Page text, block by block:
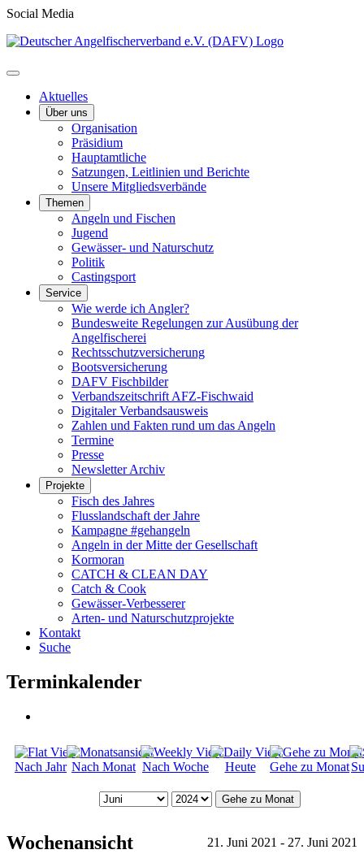
Social Media
Aktuelles
Über uns
Organisation
Präsidium
Hauptamtliche
Satzungen, Leitlinien und Berichte
Unsere Mitgliedsverbände
Themen
Angeln und Fischen
Jugend
Gewässer- und Naturschutz
Politik
Castingsport
Service
Wie werde ich Angler?
Bundesweite Regelungen zur Ausübung der
Angelfischerei
Rechtsschutzversicherung
Bootsversicherung
DAFV Fischbilder
Verbandszeitschrift AFZ-Fischwaid
Digitaler Verbandsausweis
Zahlen und Fakten rund um das Angeln
Termine
Presse
Newsletter Archiv
Projekte
Fisch des Jahres
Flusslandschaft der Jahre
Kampagne #gehangeln
Angeln in der Mitte der Gesellschaft
Kormoran
CATCH & CLEAN DAY
Catch & Cook
Gewässer-Verbesserer
Arten- und Naturschutzprojekte
Kontakt
Suche
Terminkalender
Nach Jahr Nach Monat Nach Woche Heute Gehe zu Monat
Gehe zu Monat
Wochenansicht 21. Juni 2021 - 27. Juni 2021